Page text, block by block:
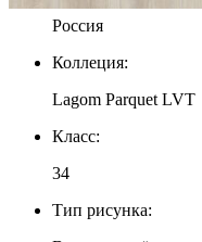
Россия
Коллеция:
Lagom Parquet LVT
Класс:
34
Тип рисунка: